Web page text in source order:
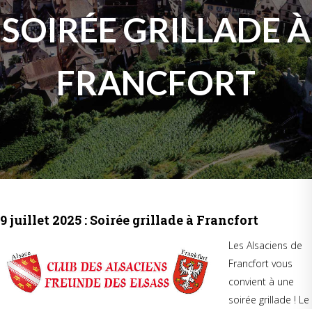
SOIRÉE GRILLADE À
FRANCFORT
9 juillet 2025 : Soirée grillade à Francfort
Les Alsaciens de
Francfort vous
convient à une
soirée grillade ! Le